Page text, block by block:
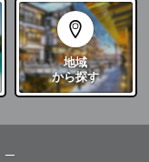
地域
から探す